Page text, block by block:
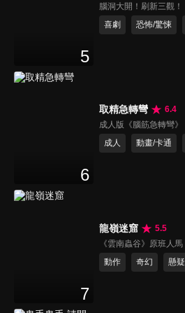
5
腦洞大開！刷新三觀！
喜劇
恐怖/驚悚
6
取精急轉彎
6.4
成人版《腦筋急轉彎》
成人
動畫/卡通
7
龍嶺迷窟
5.5
《雲南蟲谷》原班人馬
動作
奇幻 懸疑